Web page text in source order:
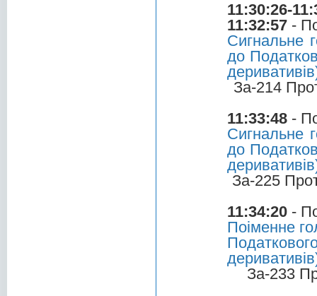
11:30:26-
11:32:57 -
Сигнальне
до
За-214
11:33:48 -
Сигнальне
до
За-225
11:34:20 -
Поіменне
За-233